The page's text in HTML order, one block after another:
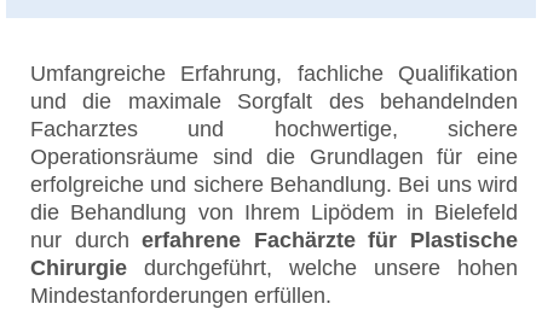
Umfangreiche Erfahrung, fachliche Qualifikation
und die maximale Sorgfalt des behandelnden
Facharztes und hochwertige, sichere
Operationsräume sind die Grundlagen für eine
erfolgreiche und sichere Behandlung. Bei uns wird
die Behandlung von Ihrem Lipödem in Bielefeld
nur durcherfahrene Fachärzte für Plastische
Chirurgie durchgeführt, welche unsere hohen
Mindestanforderungen erfüllen.